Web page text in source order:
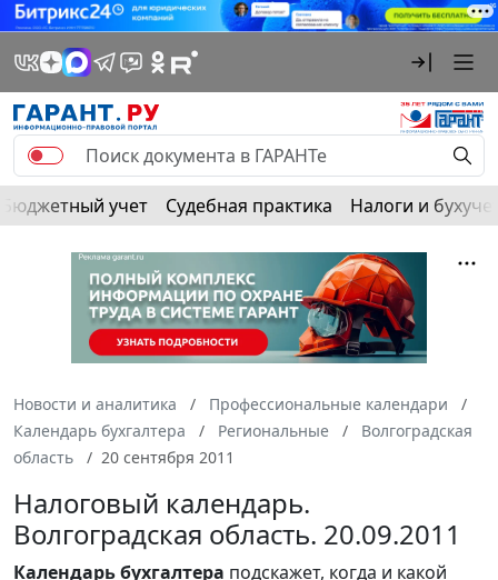
Бюджетный учет Судебная практика Налоги и
Новости и аналитика
Профессиональные календари
Календарь бухгалтера
Региональные
Волгоградская
область
20 сентября 2011
Налоговый календарь.
Волгоградская область. 20.09.2011
Календарьбухгалтера подскажет, когда и какой